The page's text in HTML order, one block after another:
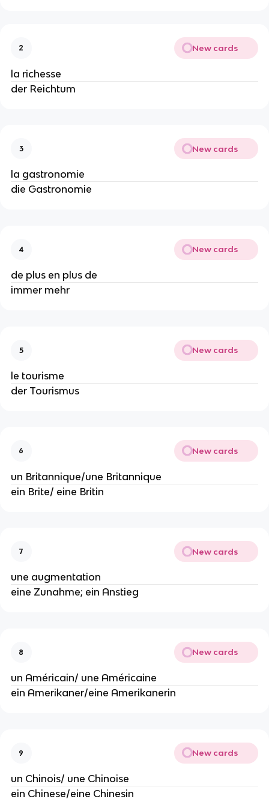
2 New cards
la richesse
der Reichtum
3 New cards
la gastronomie
die Gastronomie
4 New cards
de plus en plus de
immer mehr
5 New cards
le tourisme
der Tourismus
6 New cards
un Britannique/une Britannique
ein Brite/ eine Britin
7 New cards
une augmentation
eine Zunahme; ein Anstieg
8 New cards
un Américain/ une Américaine
ein Amerikaner/eine Amerikanerin
9 New cards
un Chinois/ une Chinoise
ein Chinese/eine Chinesin